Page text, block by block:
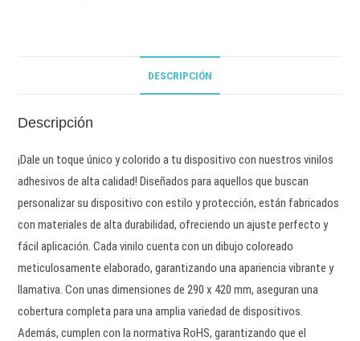
DESCRIPCIÓN
Descripción
¡Dale un toque único y colorido a tu dispositivo con nuestros vinilos
adhesivos de alta calidad! Diseñados para aquellos que buscan
personalizar su dispositivo con estilo y protección, están fabricados
con materiales de alta durabilidad, ofreciendo un ajuste perfecto y
fácil aplicación. Cada vinilo cuenta con un dibujo coloreado
meticulosamente elaborado, garantizando una apariencia vibrante y
llamativa. Con unas dimensiones de 290 x 420 mm, aseguran una
cobertura completa para una amplia variedad de dispositivos.
Además, cumplen con la normativa RoHS, garantizando que el